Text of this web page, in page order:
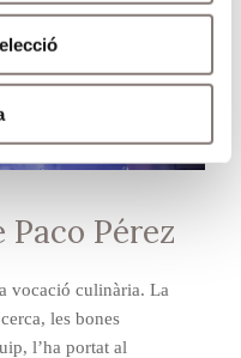
Pérez
vocació culinària. La
les bones
l’ha portat al